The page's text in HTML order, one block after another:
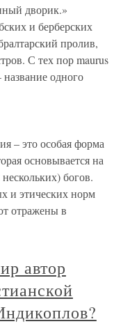
дворик.»
и берберских
пролив,
С тех пор maurus
одного
– это особая форма
основывается на
богов.
и этических норм
отражены в
автор